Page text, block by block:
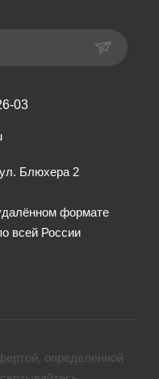
03
ул. Блюхера 2
формате
всей России
определенной